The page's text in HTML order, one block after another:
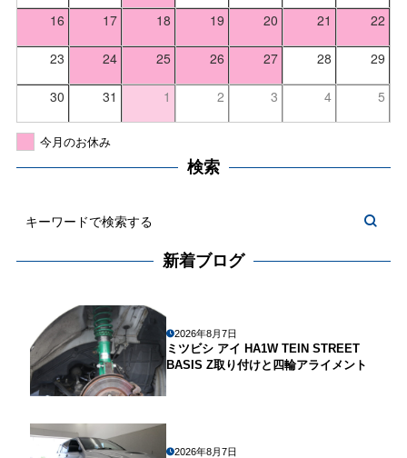
16 17 18 19 20 21 22
23 24 25 26 27 28 29
30 31 1 2 3 4 5
今月のお休み
検索
新着ブログ
2026年8月7日
ミツビシ アイ HA1W TEIN STREET
BASIS Z取り付けと四輪アライメント
2026年8月7日